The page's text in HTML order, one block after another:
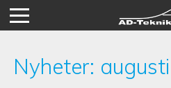
Hoppa
Nyheter: